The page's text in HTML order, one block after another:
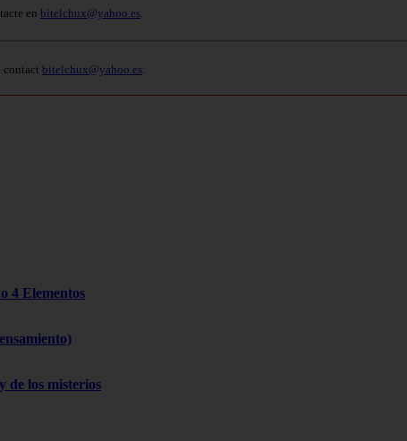
en bitelchux@yahoo.es
bitelchux@yahoo.es
4 Elementos
de los misterios